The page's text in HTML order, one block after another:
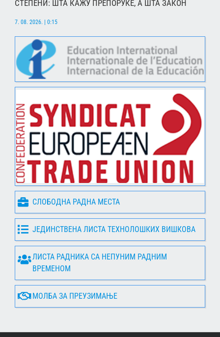
СТЕПЕНИ: ШТА КАЖУ ПРЕПОРУКЕ, А ШТА ЗАКОН
7. 08. 2026. | 0:15
СЛОБОДНА РАДНА МЕСТА
ЈЕДИНСТВЕНА ЛИСТА ТЕХНОЛОШКИХ ВИШКОВА
ЛИСТА РАДНИКА СА НЕПУНИМ РАДНИМ
ВРЕМЕНОМ
МОЛБА ЗА ПРЕУЗИМАЊЕ